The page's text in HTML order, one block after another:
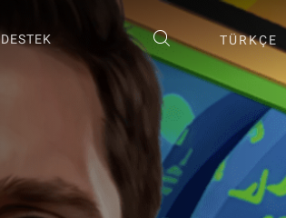
DESTEK TÜRKÇE